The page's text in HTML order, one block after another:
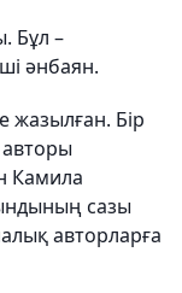
Бұл –
әнбаян.
жазылған. Бір
авторы
Камила
сазы
авторларға